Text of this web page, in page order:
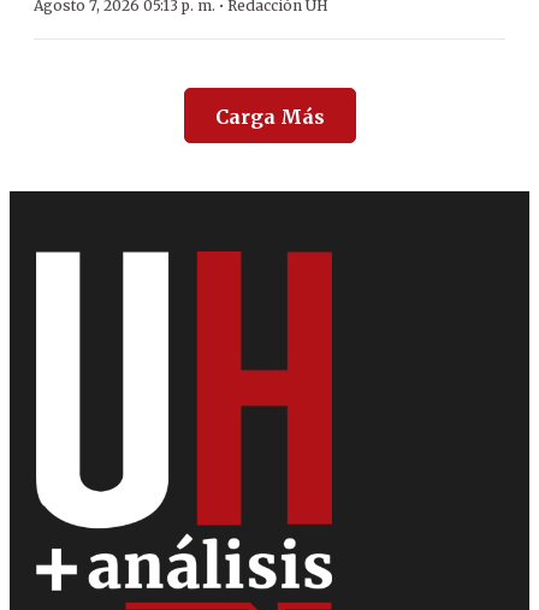
Agosto 7, 2026 05:13 p. m. · Redacción ÚH
Carga Más